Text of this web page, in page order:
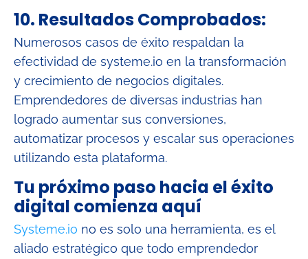
10. Resultados Comprobados:
Numerosos casos de éxito respaldan la
efectividad de systeme.io en la transformación
y crecimiento de negocios digitales.
Emprendedores de diversas industrias han
logrado aumentar sus conversiones,
automatizar procesos y escalar sus operaciones
utilizando esta plataforma.
Tu próximo paso hacia el éxito
digital comienza aquí
Systeme.io no es solo una herramienta, es el
aliado estratégico que todo emprendedor